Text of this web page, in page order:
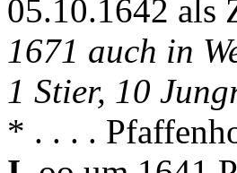
05.10.1642 als
1671 auch in
1 Stier, 10
* . . . .